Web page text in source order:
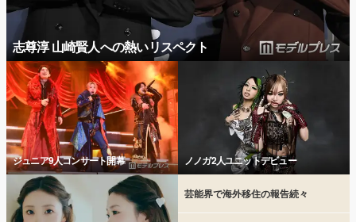
志尊淳 山崎賢人への熱いリスペクト
ジュニア9人コンサート開幕 ノノガ2人ユニットデビュー
芸能界で海外移住の報告続々